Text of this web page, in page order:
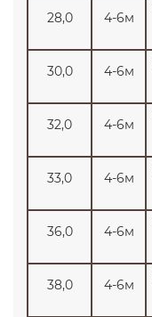
28,0 4-6м
30,0 4-6м
32,0 4-6м
33,0 4-6м
36,0 4-6м
38,0 4-6м